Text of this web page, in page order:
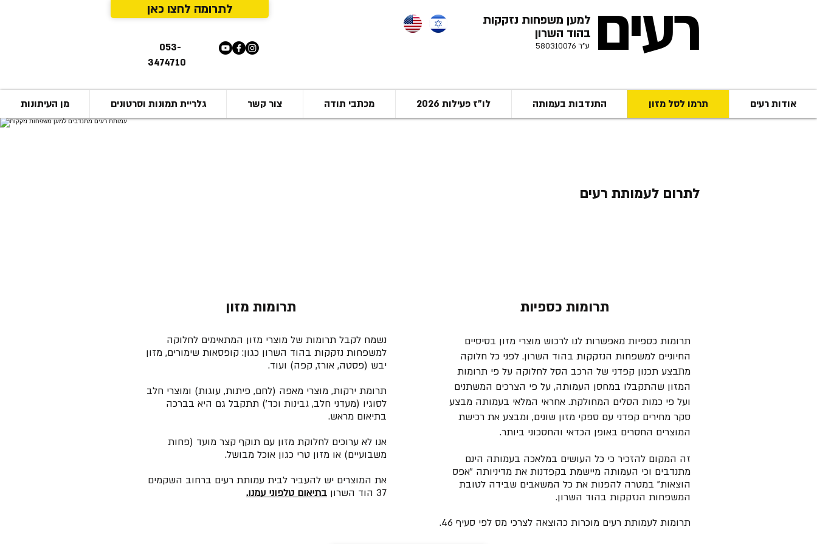
לתרומה לחצו כאן
053-
3474710
ע"ר 580310076 רעים למען משפחות נזקקות
בהוד השרון​
אודות רעים תרמו לסל מזון התנדבות בעמותה לו"ז פעילות 2026 מכתבי תודה צור קשר גלריית תמונות וסרטונים מן העיתונות
לתרום לעמותת רעים
תרומות מזון
נשמח לקבל תרומות של מוצרי מזון המתאימים לחלוקה
למשפחות נזקקות בהוד השרון כגון: קופסאות שימורים, מזון
יבש (פסטה, אורז, קפה) ועוד.
תרומת ירקות, מוצרי מאפה (לחם, פיתות, עוגות) ומוצרי חלב
לסוגיו (מעדני חלב, גבינות וכד') תתקבל גם היא בברכה
בתיאום מראש.
אנו לא ערוכים לחלוקת מזון עם תוקף קצר מועד (פחות
משבועיים) או מזון טרי כגון אוכל מבושל.
את המוצרים יש להעביר לבית עמותת רעים ברחוב השקמים
37 הוד השרון
בתיאום טלפוני עמנו.
תרומות כספיות
תרומות כספיות מאפשרות לנו לרכוש מוצרי מזון בסיסיים
החיוניים למשפחות הנזקקות בהוד השרון. לפני כל חלוקה
מתבצע תכנון קפדני של הרכב הסל לחלוקה על פי תרומות
המזון שהתקבלו במחסן העמותה, על פי הצרכים המשתנים
ועל פי כמות הסלים המחולקת. אחראי המלאי בעמותה מבצע
סקר מחירים קפדני עם ספקי מזון שונים, ומבצע את רכישת
המוצרים החסרים באופן הכדאי והחסכוני ביותר.
זה המקום להזכיר כי כל העושים במלאכה בעמותה הינם
מתנדבים וכי העמותה מיישמת בקפדנות את מדיניותה "אפס
הוצאות" במטרה להפנות את כל המשאבים שבידה לטובת
המשפחות הנזקקות בהוד השרון.
תרומות לעמותת רעים מוכרות כהוצאה לצרכי מס לפי סעיף 46.